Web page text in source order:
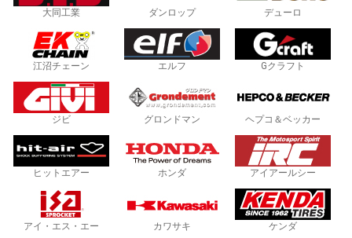
大同工業 ダンロップ デューロ
江沼チェーン エルフ Gクラフト
ジビ グロンドマン ヘプコ＆ベッカー
ヒットエアー ホンダ アイアールシー
アイ・エス・エー カワサキ ケンダ